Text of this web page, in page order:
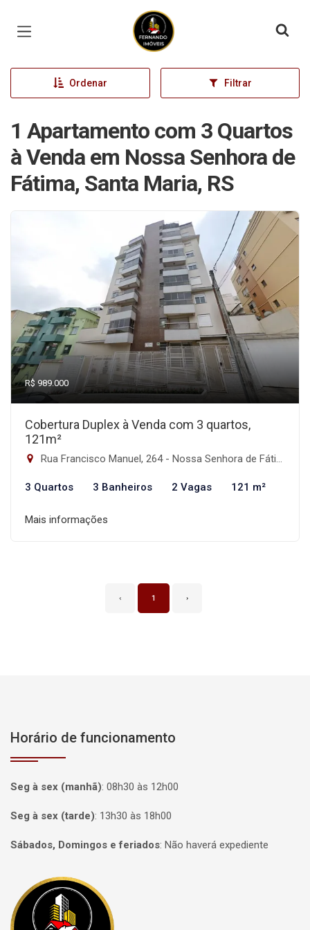
Página inicial
Ordenar Filtrar
1 Apartamento com 3 Quartos
à Venda em Nossa Senhora de
Fátima, Santa Maria, RS
R$ 989.000
Cobertura Duplex à Venda com 3 quartos,
121m²
Rua Francisco Manuel, 264 - Nossa Senhora de Fátima, Santa Maria-RS
3 Quartos 3 Banheiros 2 Vagas 121 m²
Mais informações
‹ 1 ›
Horário de funcionamento
Seg à sex (manhã): 08h30 às 12h00
Seg à sex (tarde): 13h30 às 18h00
Sábados, Domingos e feriados: Não haverá expediente
Página inicial